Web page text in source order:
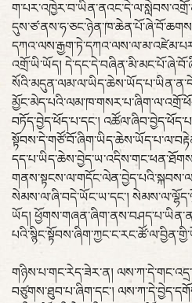
འགྲོ་ཡི་ཡོད།
བཏོད་བྱེད་ཕོད་པ་དང་།
སེམས་ལ་ཞི་བདེ་ཡོང་ཡ་དང་།
ཡོད།
གཉིས་པ་གང་རེད་ཟེར་ན།
བཙུགས་ཐུབ་པ་ཞིག་དང་།